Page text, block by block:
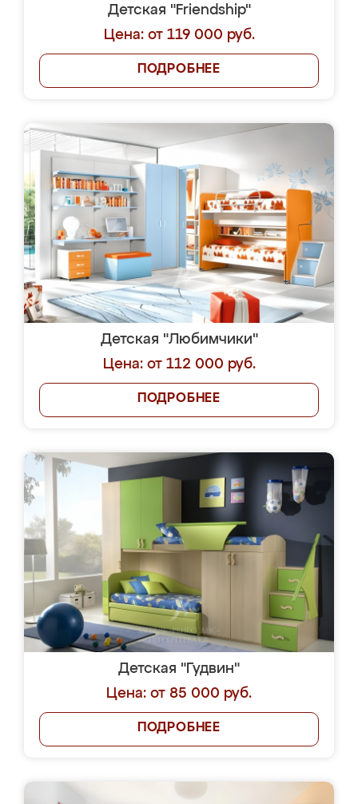
Детская "Friendship"
Цена: от 119 000 руб.
ПОДРОБНЕЕ
Детская "Любимчики"
Цена: от 112 000 руб.
ПОДРОБНЕЕ
Детская "Гудвин"
Цена: от 85 000 руб.
ПОДРОБНЕЕ